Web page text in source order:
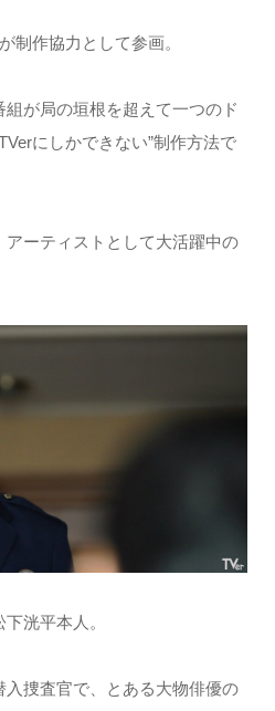
制作協力として参画。
が局の垣根を超えて一つのド
にしかできない”制作方法で
ーティストとして大活躍中の
洸平本人。
捜査官で、とある大物俳優の